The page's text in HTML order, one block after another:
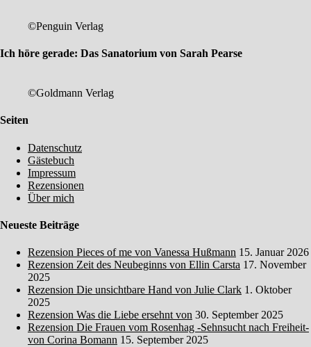
©Penguin Verlag
Ich höre gerade: Das Sanatorium von Sarah Pearse
©Goldmann Verlag
Seiten
Datenschutz
Gästebuch
Impressum
Rezensionen
Über mich
Neueste Beiträge
Rezension Pieces of me von Vanessa Hußmann 15. Januar 2026
Rezension Zeit des Neubeginns von Ellin Carsta 17. November
2025
Rezension Die unsichtbare Hand von Julie Clark 1. Oktober
2025
Rezension Was die Liebe ersehnt von 30. September 2025
Rezension Die Frauen vom Rosenhag -Sehnsucht nach Freiheit-
von Corina Bomann 15. September 2025